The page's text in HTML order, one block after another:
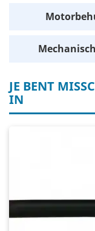
JE BENT
IN